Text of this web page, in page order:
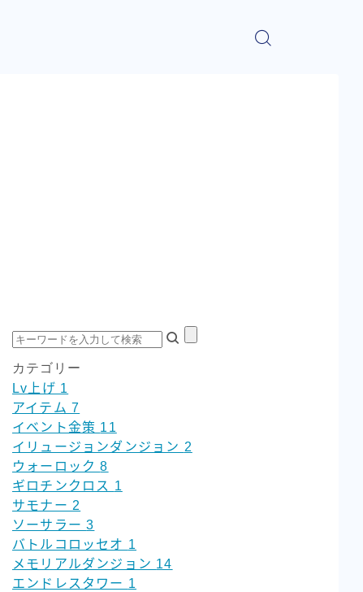
カテゴリー
Lv上げ 1
アイテム 7
イベント金策 11
イリュージョンダンジョン 2
ウォーロック8
ギロチンクロス 1
サモナー 2
ソーサラー3
バトルコロッセオ 1
メモリアルダンジョン 14
エンドレスタワー 1